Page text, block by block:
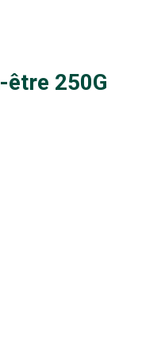
être 250G